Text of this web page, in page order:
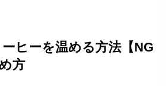
ヒーを温める方法【NG
方